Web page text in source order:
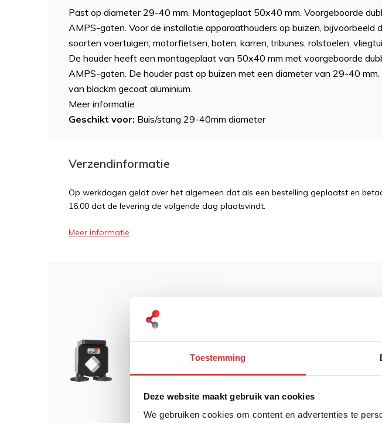
Toestemming
Deze website maakt gebruik van cookies
We gebruiken cookies om content en advertenties te
Past op diameter 29-40 mm. Montageplaat 50x40 mm. Voorgeboorde
AMPS-gaten. Voor de installatie apparaathouders op buizen, bijvoorbeeld
soorten voertuigen; motorfietsen, boten, karren, tribunes, rolstoelen,
De houder heeft een montageplaat van 50x40 mm met voorgeboorde
AMPS-gaten. De houder past op buizen met een diameter van 29-40 mm.
van blackm gecoat aluminium.
Meer informatie
Geschikt voor: Buis/stang 29-40mm diameter
Verzendinformatie
Op werkdagen geldt over het algemeen dat als een bestelling geplaatst en
16:00 dat de levering de volgende dag plaatsvindt.
Meer informatie
diameter - AMPS patroon
€ 56,95
winkelwagen